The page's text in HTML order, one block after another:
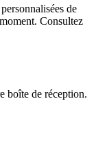
de
Consultez
boîte de réception.